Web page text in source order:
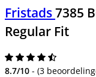
Fristads7385
Regular Fit
8.7/10 - (3